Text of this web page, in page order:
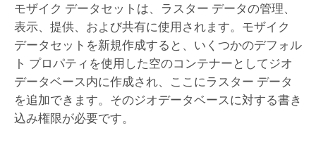
モザイク データセットは、ラスター データの管理、
表示、提供、および共有に使用されます。モザイク
データセットを新規作成すると、いくつかのデフォル
ト プロパティを使用した空のコンテナーとしてジオ
データベース内に作成され、ここにラスター データ
を追加できます。そのジオデータベースに対する書き
込み権限が必要です。